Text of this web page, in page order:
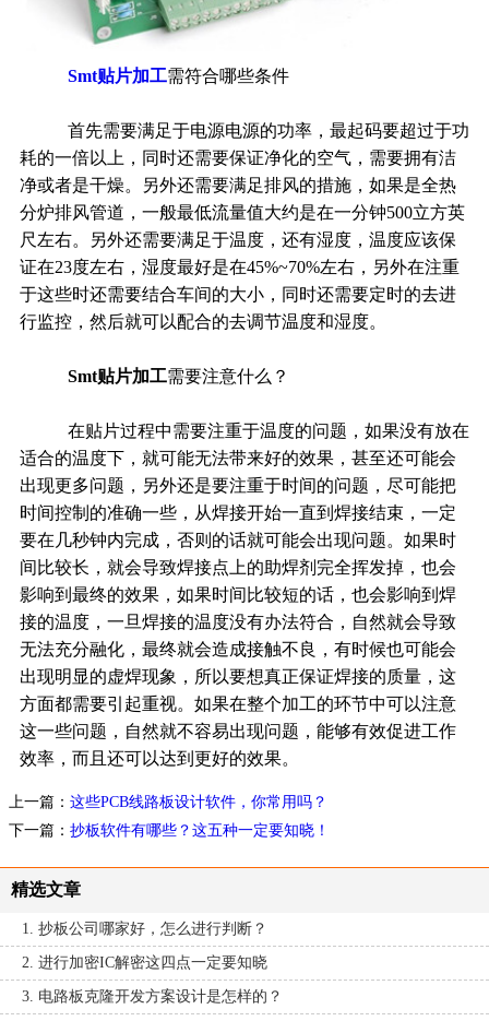
Smt贴片加工需符合哪些条件
首先需要满足于电源电源的功率，最起码要超过于功
耗的一倍以上，同时还需要保证净化的空气，需要拥有洁
净或者是干燥。另外还需要满足排风的措施，如果是全热
分炉排风管道，一般最低流量值大约是在一分钟500立方英
尺左右。另外还需要满足于温度，还有湿度，温度应该保
证在23度左右，湿度最好是在45%~70%左右，另外在注重
于这些时还需要结合车间的大小，同时还需要定时的去进
行监控，然后就可以配合的去调节温度和湿度。
Smt贴片加工需要注意什么？
在贴片过程中需要注重于温度的问题，如果没有放在
适合的温度下，就可能无法带来好的效果，甚至还可能会
出现更多问题，另外还是要注重于时间的问题，尽可能把
时间控制的准确一些，从焊接开始一直到焊接结束，一定
要在几秒钟内完成，否则的话就可能会出现问题。如果时
间比较长，就会导致焊接点上的助焊剂完全挥发掉，也会
影响到最终的效果，如果时间比较短的话，也会影响到焊
接的温度，一旦焊接的温度没有办法符合，自然就会导致
无法充分融化，最终就会造成接触不良，有时候也可能会
出现明显的虚焊现象，所以要想真正保证焊接的质量，这
方面都需要引起重视。如果在整个加工的环节中可以注意
这一些问题，自然就不容易出现问题，能够有效促进工作
效率，而且还可以达到更好的效果。
上一篇： 这些PCB线路板设计软件，你常用吗？
下一篇： 抄板软件有哪些？这五种一定要知晓！
精选文章
1. 抄板公司哪家好，怎么进行判断？
2. 进行加密IC解密这四点一定要知晓
3. 电路板克隆开发方案设计是怎样的？